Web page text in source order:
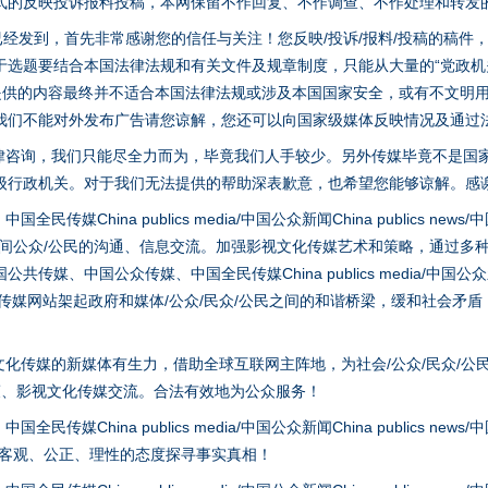
发到，首先非常感谢您的信任与关注！您反映/投诉/报料/投稿的稿件
题要结合本国法律法规和有关文件及规章制度，只能从大量的“党政
的内容最终并不适合本国法律法规或涉及本国国家安全，或有不文明
不能对外发布广告请您谅解，您还可以向国家级媒体反映情况及通
询，我们只能尽全力而为，毕竟我们人手较少。另外传媒毕竟不是国
政机关。对于我们无法提供的帮助深表歉意，也希望您能够谅解。感
国全民传媒China publics media/中国公众新闻China publics news/
公众/公民的沟通、信息交流。加强影视文化传媒艺术和策略，通过多
公共传媒、中国公众传媒、中国全民传媒China publics media/中国公
媒网站架起政府和媒体/公众/民众/公民之间的和谐桥梁，缓和社会矛
传媒的新媒体有生力，借助全球互联网主阵地，为社会/公众/民众/公
影视文化传媒交流。合法有效地为公众服务！
国全民传媒China publics media/中国公众新闻China publics news/
观、公正、理性的态度探寻事实真相！
一纸欠条伤亲情 巡回调解促和解..
题” 法徽映军营 权益有保障